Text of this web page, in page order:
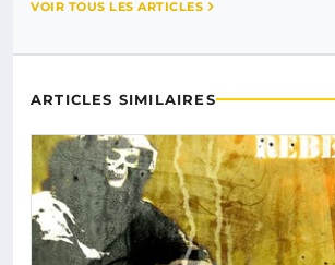
VOIR TOUS LES ARTICLES
ARTICLES SIMILAIRES